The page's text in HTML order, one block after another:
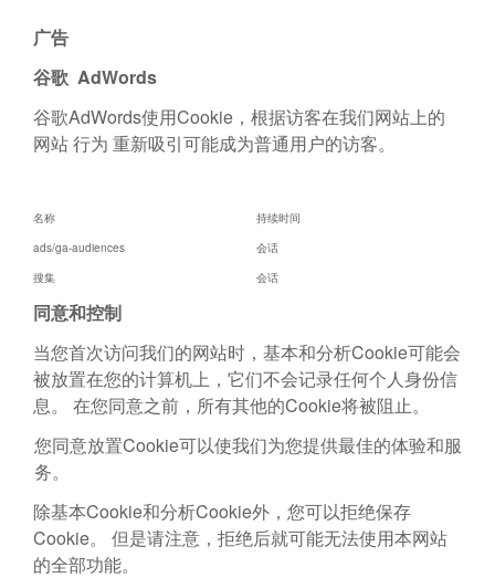
广告
谷歌 AdWords
谷歌AdWords使用Cookie，根据访客在我们网站上的
网站 行为 重新吸引可能成为普通用户的访客。
名称
持续时间
ads/ga-audiences
会话
搜集
会话
同意和控制
当您首次访问我们的网站时，基本和分析Cookie可能会
被放置在您的计算机上，它们不会记录任何个人身份信
息。 在您同意之前，所有其他的Cookie将被阻止。
您同意放置Cookie可以使我们为您提供最佳的体验和服
务。
除基本Cookie和分析Cookie外，您可以拒绝保存
Cookie。 但是请注意，拒绝后就可能无法使用本网站
的全部功能。